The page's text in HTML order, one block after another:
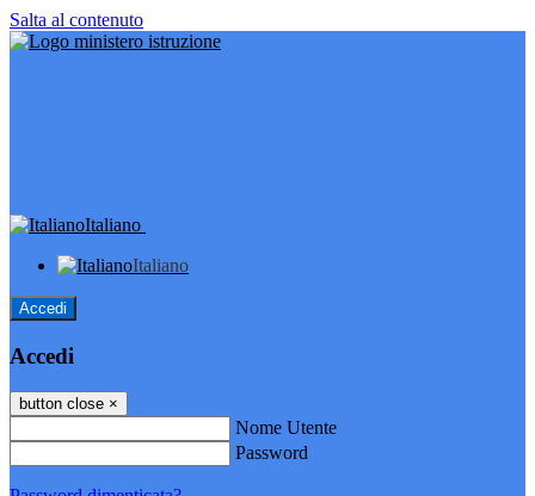
Salta al contenuto
Italiano
Italiano
Accedi
Accedi
button close ×
Nome Utente
Password